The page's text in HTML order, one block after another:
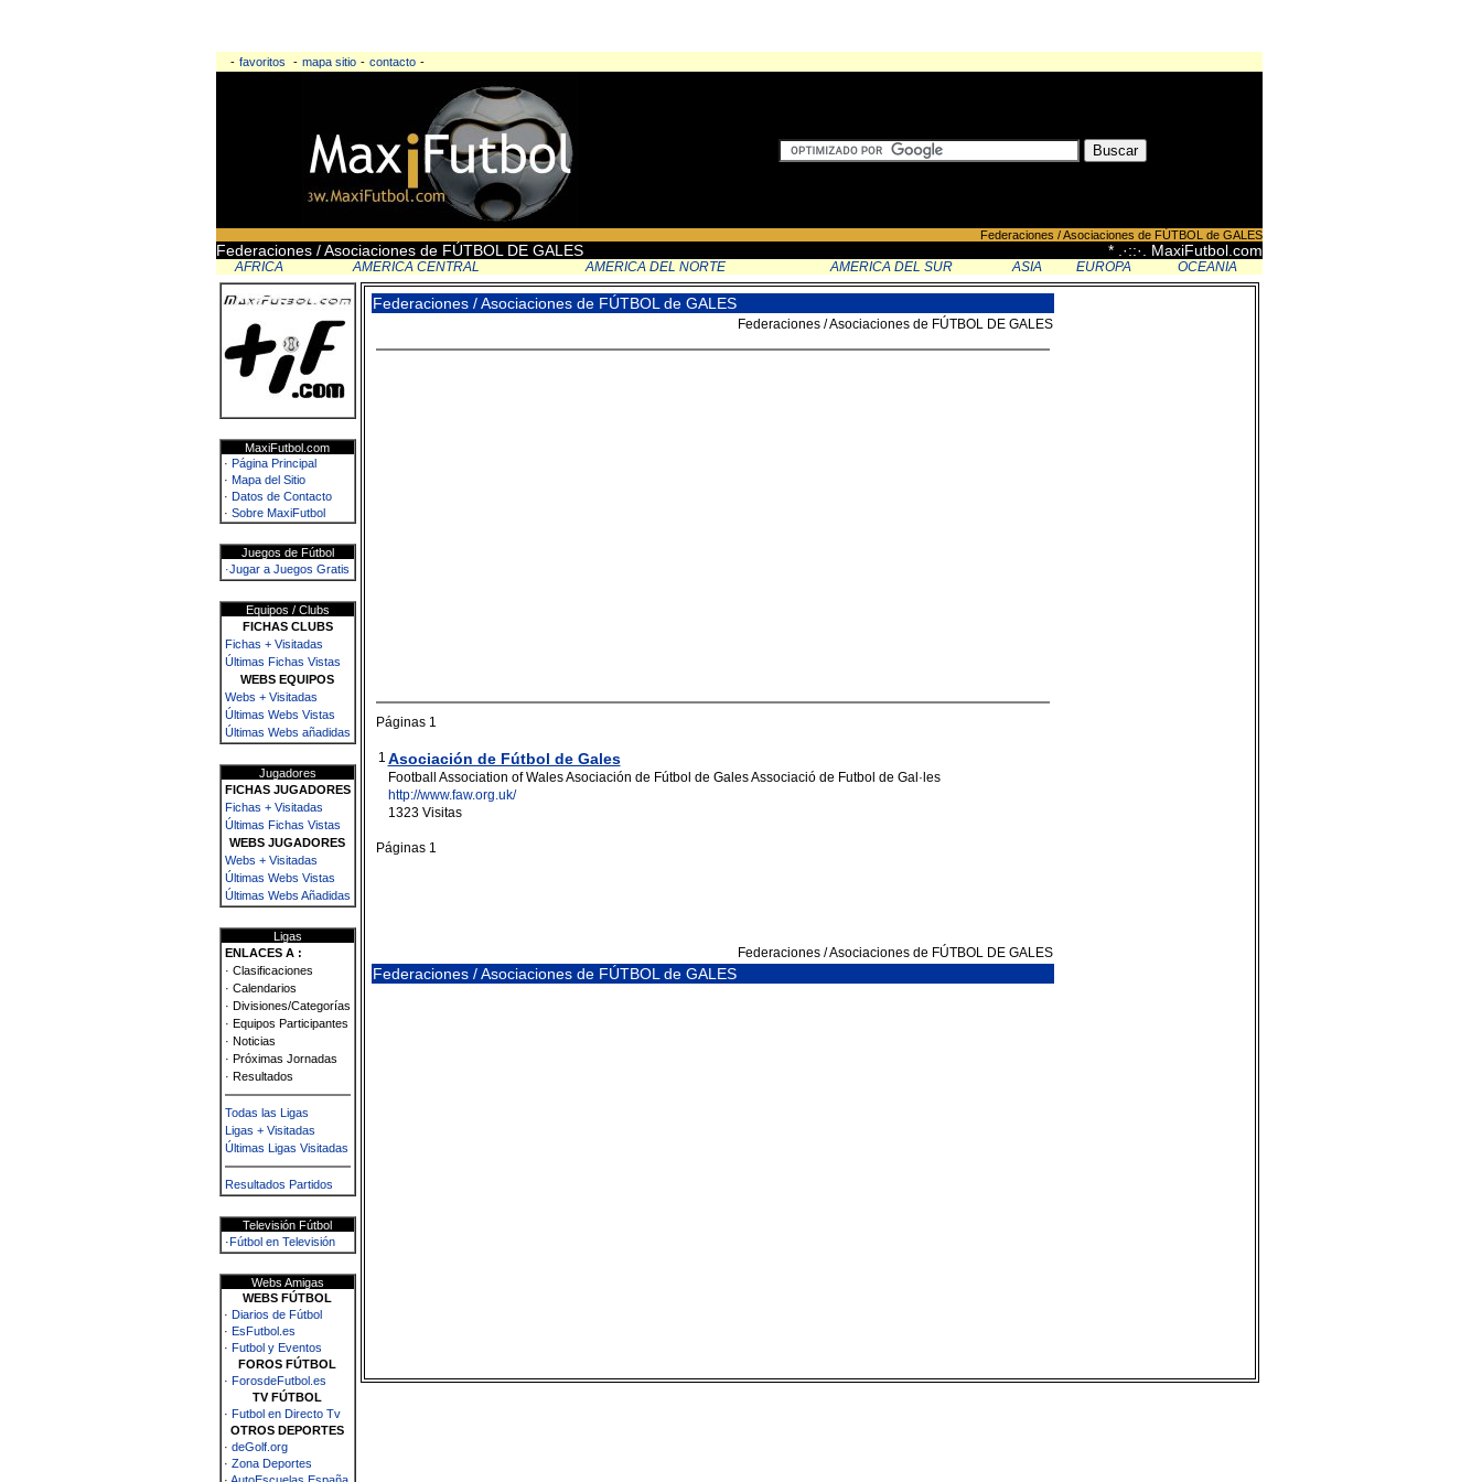
- favoritos - mapa sitio - contacto -
Federaciones / Asociaciones de FÚTBOL de GALES
Federaciones / Asociaciones de FÚTBOL DE GALES * .·::·. MaxiFutbol.com
AFRICA AMERICA CENTRAL AMERICA DEL NORTE AMERICA DEL SUR ASIA EUROPA OCEANIA
MaxiFutbol.com
· Página Principal
· Mapa del Sitio
· Datos de Contacto
· Sobre MaxiFutbol
Juegos de Fútbol
·Jugar a Juegos Gratis
Equipos / Clubs
FICHAS CLUBS
Fichas + Visitadas
Últimas Fichas Vistas
WEBS EQUIPOS
Webs + Visitadas
Últimas Webs Vistas
Últimas Webs añadidas
Jugadores
FICHAS JUGADORES
Fichas + Visitadas
Últimas Fichas Vistas
WEBS JUGADORES
Webs + Visitadas
Últimas Webs Vistas
Últimas Webs Añadidas
Ligas
ENLACES A :
· Clasificaciones
· Calendarios
· Divisiones/Categorías
· Equipos Participantes
· Noticias
· Próximas Jornadas
· Resultados
Todas las Ligas
Ligas + Visitadas
Últimas Ligas Visitadas
Resultados Partidos
Televisión Fútbol
·Fútbol en Televisión
Webs Amigas
WEBS FÚTBOL
· Diarios de Fútbol
· EsFutbol.es
· Futbol y Eventos
FOROS FÚTBOL
· ForosdeFutbol.es
TV FÚTBOL
· Futbol en Directo Tv
OTROS DEPORTES
· deGolf.org
· Zona Deportes
Federaciones / Asociaciones de FÚTBOL de GALES
Federaciones / Asociaciones de FÚTBOL DE GALES
Páginas 1
1 Asociación de Fútbol de Gales
Football Association of Wales Asociación de Fútbol de Gales Associació de Futbol de Gal·les
http://www.faw.org.uk/
1323 Visitas
Páginas 1
Federaciones / Asociaciones de FÚTBOL DE GALES
Federaciones / Asociaciones de FÚTBOL de GALES